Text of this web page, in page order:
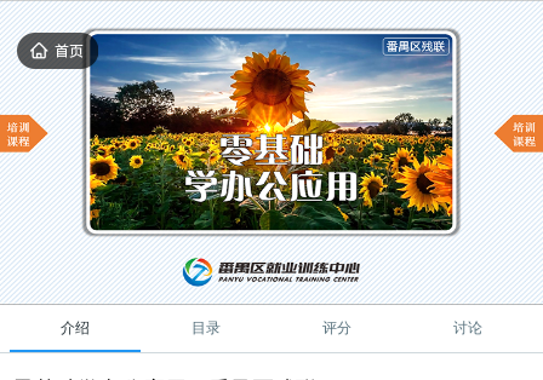
介绍 目录 评分 讨论